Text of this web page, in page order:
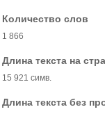
Количество слов
1 866
Длина текста на
15 921 симв.
Длина текста без